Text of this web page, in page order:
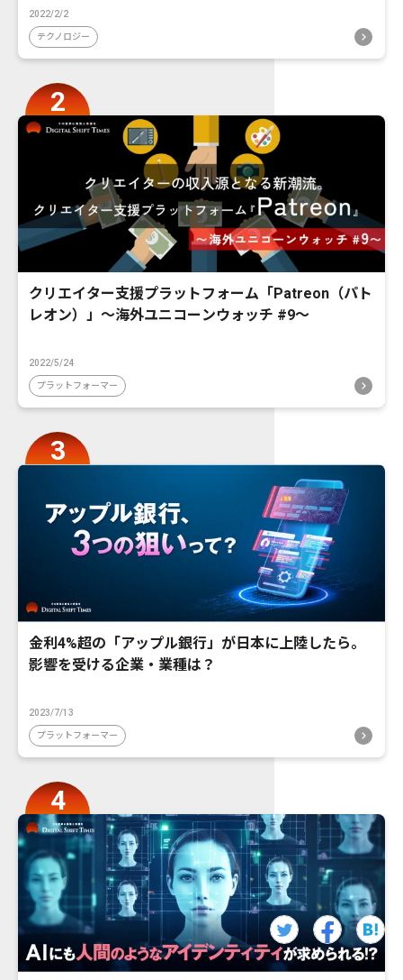
2022/2/2
テクノロジー
クリエイター支援プラットフォーム「Patreon（パト
レオン）」〜海外ユニコーンウォッチ #9〜
2022/5/24
プラットフォーマー
金利4%超の「アップル銀行」が日本に上陸したら。
影響を受ける企業・業種は？
2023/7/13
プラットフォーマー